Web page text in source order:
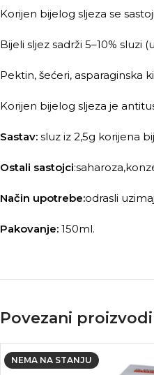
Korijen bijelog sljeza se
Bijeli sljez sadrži 5–10%
Pektin, šećeri, asparaginska
Korijen bijelog sljeza je
Sastav: sluz iz 2,5g korijena
Ostali sastojci
Način upotrebe:odrasli
Pakovanje: 150ml.
Povezani proizvodi
NEMA NA STANJU